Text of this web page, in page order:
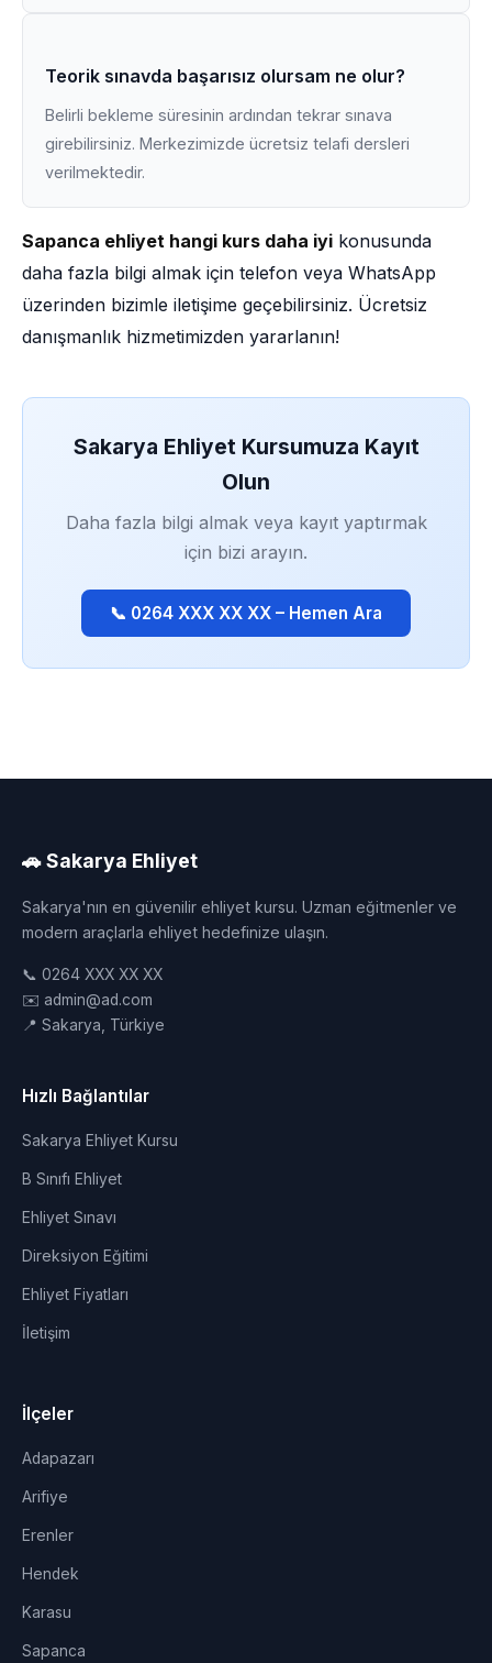
Teorik sınavda başarısız olursam ne olur?
Belirli bekleme süresinin ardından tekrar sınava
girebilirsiniz. Merkezimizde ücretsiz telafi dersleri
verilmektedir.
Sapanca ehliyet hangi kurs daha iyi konusunda
daha fazla bilgi almak için telefon veya WhatsApp
üzerinden bizimle iletişime geçebilirsiniz. Ücretsiz
danışmanlık hizmetimizden yararlanın!
Sakarya Ehliyet Kursumuza Kayıt
Olun
Daha fazla bilgi almak veya kayıt yaptırmak
için bizi arayın.
📞 0264 XXX XX XX – Hemen Ara
🚗 Sakarya Ehliyet
Sakarya'nın en güvenilir ehliyet kursu. Uzman eğitmenler ve
modern araçlarla ehliyet hedefinize ulaşın.
📞 0264 XXX XX XX
✉️ admin@ad.com
📍 Sakarya, Türkiye
Hızlı Bağlantılar
Sakarya Ehliyet Kursu
B Sınıfı Ehliyet
Ehliyet Sınavı
Direksiyon Eğitimi
Ehliyet Fiyatları
İletişim
İlçeler
Adapazarı
Arifiye
Erenler
Hendek
Karasu
Sapanca